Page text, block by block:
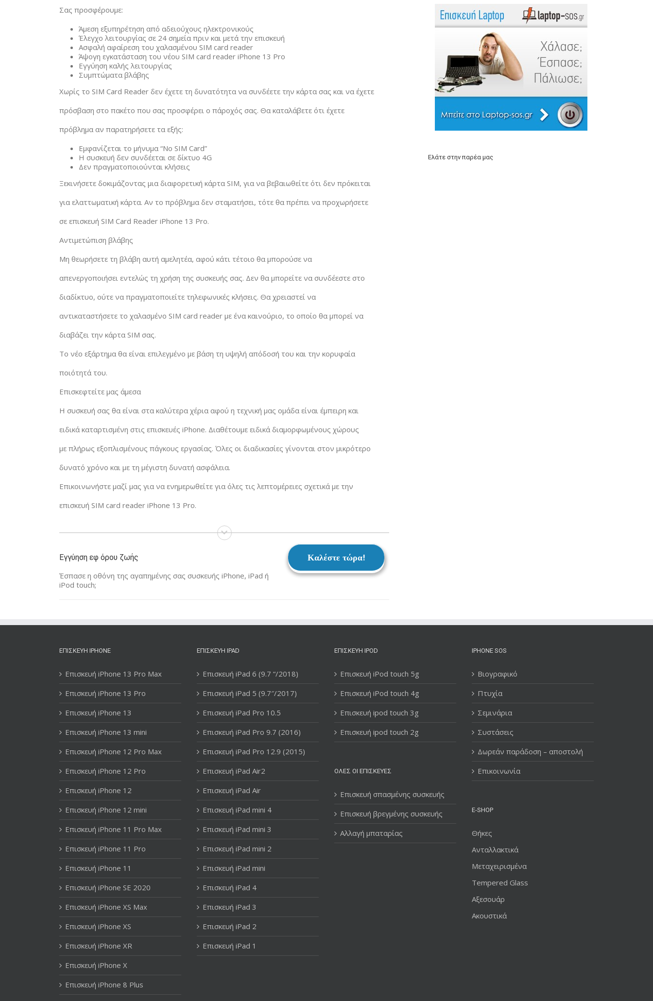
Σας προσφέρουμε:
Άμεση εξυπηρέτηση από αδειούχους ηλεκτρονικούς
Έλεγχο λειτουργίας σε 24 σημεία πριν και μετά την επισκευή
Ασφαλή αφαίρεση του χαλασμένου SIM card reader
Άψογη εγκατάσταση του νέου SIM card reader iPhone 13 Pro
Εγγύηση καλής λειτουργίας
Συμπτώματα βλάβης
Χωρίς το SIM Card Reader δεν έχετε τη δυνατότητα να συνδέετε την κάρτα σας και να έχετε
πρόσβαση στο πακέτο που σας προσφέρει ο πάροχός σας. Θα καταλάβετε ότι έχετε
πρόβλημα αν παρατηρήσετε τα εξής:
Εμφανίζεται το μήνυμα “No SIM Card”
Η συσκευή δεν συνδέεται σε δίκτυο 4G
Δεν πραγματοποιούνται κλήσεις
Ξεκινήσετε δοκιμάζοντας μια διαφορετική κάρτα SIM, για να βεβαιωθείτε ότι δεν πρόκειται
για ελαττωματική κάρτα. Αν το πρόβλημα δεν σταματήσει, τότε θα πρέπει να προχωρήσετε
σε επισκευή SIM Card Reader iPhone 13 Pro.
Αντιμετώπιση βλάβης
Μη θεωρήσετε τη βλάβη αυτή αμελητέα, αφού κάτι τέτοιο θα μπορούσε να
απενεργοποιήσει εντελώς τη χρήση της συσκευής σας. Δεν θα μπορείτε να συνδέεστε στο
διαδίκτυο, ούτε να πραγματοποιείτε τηλεφωνικές κλήσεις. Θα χρειαστεί να
αντικαταστήσετε το χαλασμένο SIM card reader με ένα καινούριο, το οποίο θα μπορεί να
διαβάζει την κάρτα SIM σας.
Το νέο εξάρτημα θα είναι επιλεγμένο με βάση τη υψηλή απόδοσή του και την κορυφαία
ποιότητά του.
Επισκεφτείτε μας άμεσα
Η συσκευή σας θα είναι στα καλύτερα χέρια αφού η τεχνική μας ομάδα είναι έμπειρη και
ειδικά καταρτισμένη στις επισκευές iPhone. Διαθέτουμε ειδικά διαμορφωμένους χώρους
με πλήρως εξοπλισμένους πάγκους εργασίας. Όλες οι διαδικασίες γίνονται στον μικρότερο
δυνατό χρόνο και με τη μέγιστη δυνατή ασφάλεια.
Επικοινωνήστε μαζί μας για να ενημερωθείτε για όλες τις λεπτομέρειες σχετικά με την
επισκευή SIM card reader iPhone 13 Pro.
Εγγύηση εφ όρου ζωής
Έσπασε η οθόνη της αγαπημένης σας συσκευής iPhone, iPad ή
iPod touch;
Καλέστε τώρα!
Ελάτε στην παρέα μας
ΕΠΙΣΚΕΥΉ IPHONE
Επισκευή iPhone 13 Pro Max
Επισκευή iPhone 13 Pro
Επισκευή iPhone 13
Επισκευή iPhone 13 mini
Επισκευή iPhone 12 Pro Max
Επισκευή iPhone 12 Pro
Επισκευή iPhone 12
Επισκευή iPhone 12 mini
Επισκευή iPhone 11 Pro Max
Επισκευή iPhone 11 Pro
Επισκευή iPhone 11
Επισκευή iPhone SE 2020
Επισκευή iPhone XS Max
Επισκευή iPhone XS
Επισκευή iPhone XR
Επισκευή iPhone X
Επισκευή iPhone 8 Plus
ΕΠΙΣΚΕΥΉ IPAD
Επισκευή iPad 6 (9.7 “/2018)
Επισκευή iPad 5 (9.7″/2017)
Επισκευή iPad Pro 10.5
Επισκευή iPad Pro 9.7 (2016)
Επισκευή iPad Pro 12.9 (2015)
Επισκευή iPad Air2
Επισκευή iPad Air
Επισκευή iPad mini 4
Επισκευή iPad mini 3
Επισκευή iPad mini 2
Επισκευή iPad mini
Επισκευή iPad 4
Επισκευή iPad 3
Επισκευή iPad 2
Επισκευή iPad 1
ΕΠΙΣΚΕΥΉ IPOD
Επισκευή iPod touch 5g
Επισκευή iPod touch 4g
Επισκευή ipod touch 3g
Επισκευή ipod touch 2g
ΌΛΕΣ ΟΙ ΕΠΙΣΚΕΥΈΣ
Επισκευή σπασμένης συσκευής
Επισκευή βρεγμένης συσκευής
Αλλαγή μπαταρίας
IPHONE SOS
Βιογραφικό
Πτυχία
Σεμινάρια
Συστάσεις
Δωρεάν παράδοση – αποστολή
Επικοινωνία
E-SHOP
Θήκες
Ανταλλακτικά
Μεταχειρισμένα
Tempered Glass
Αξεσουάρ
Ακουστικά